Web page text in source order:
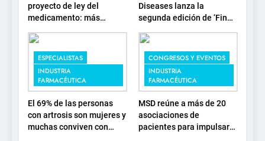
proyecto de ley del
medicamento: más
estratégica y
modernización para el
SNS
Diseases lanza la
segunda edición de ‘Find
investigación en
enfermedades de
depósito lisosomal
ESPECIALISTAS
INDUSTRIA
FARMACÉUTICA
El 69% de las personas
con artrosis son mujeres y
muchas conviven con
CONGRESOS Y EVENTOS
INDUSTRIA
FARMACÉUTICA
MSD reúne a más de 20
asociaciones de
pacientes para impulsar